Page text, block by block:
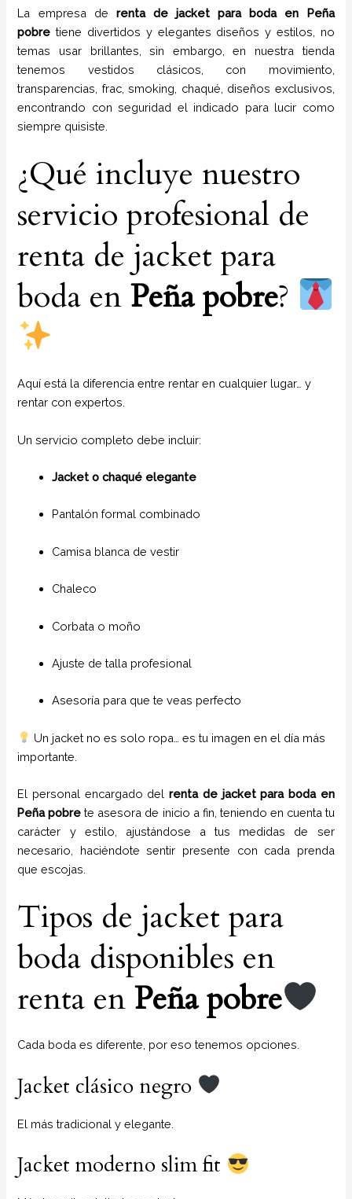
La empresa de renta de jacket para boda en Peña
pobre tiene divertidos y elegantes diseños y estilos,
no
temas usar brillantes, sin embargo, en nuestra tienda
tenemos vestidos clásicos, con movimiento,
transparencias, frac, smoking, chaqué, diseños exclusivos,
encontrando con seguridad el indicado para lucir como
siempre quisiste.
¿Qué incluye nuestro
servicio profesional de
renta de jacket para
boda enPeña pobre?
Aquí está la diferencia entre rentar en cualquier lugar… y
rentar con expertos.
Un servicio completo debe incluir:
Jacket o chaqué elegante
Pantalón formal combinado
Camisa blanca de vestir
Chaleco
Corbata o moño
Ajuste de talla profesional
Asesoría para que te veas perfecto
Un jacket no es solo ropa… es tu imagen en el día más
importante.
El personal encargado delrenta de jacket para bodaen
Peña pobre te asesora de inicio a fin, teniendo en cuenta tu
carácter y estilo, ajustándose a tus medidas de ser
necesario, haciéndote sentir presente con cada prenda
que escojas.
Tipos de jacket para
boda disponibles en
renta enPeña pobre
Cada boda es diferente, por eso tenemos opciones.
Jacket clásico negro
El más tradicional y elegante.
Jacket moderno slim fit